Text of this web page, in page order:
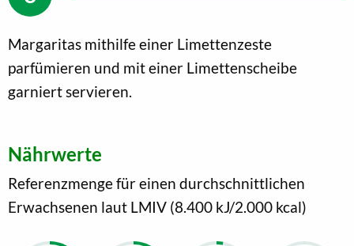
Margaritas mithilfe einer Limettenzeste
parfümieren und mit einer Limettenscheibe
garniert servieren.
Nährwerte
Referenzmenge für einen durchschnittlichen
Erwachsenen laut LMIV (8.400 kJ/2.000 kcal)